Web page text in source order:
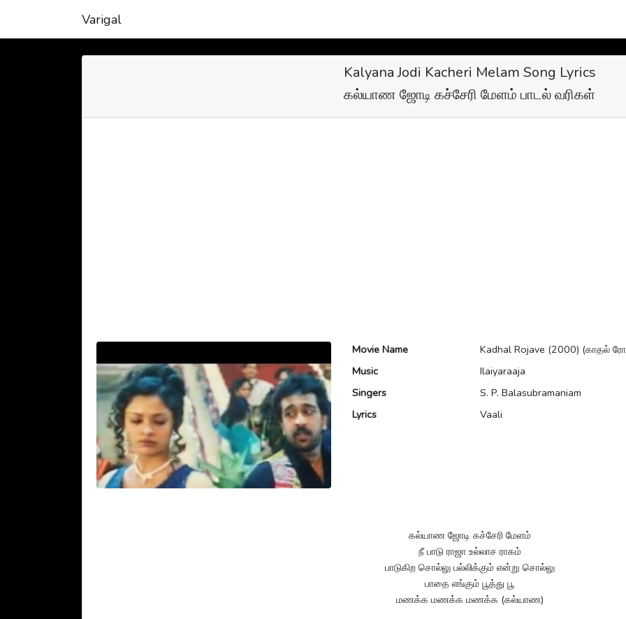
Varigal
Kalyana Jodi Kacheri Melam Song Lyrics
கல்யாண ஜோடி கச்சேரி மேளம் பாடல் வரிகள்
Movie Name
Kadhal Rojave (2000) (காதல்
Music
Ilaiyaraaja
Singers
S. P. Balasubramaniam
Lyrics
Vaali
கல்யாண ஜோடி கச்சேரி மேளம்
நீ பாடு ராஜா உல்லாச ராகம்
பாடுகிற சொல்லு பல்லிக்கும் என்று சொல்லு
பாதை எங்கும் பூத்து பூ
மணக்க மணக்க மணக்க (கல்யாண)